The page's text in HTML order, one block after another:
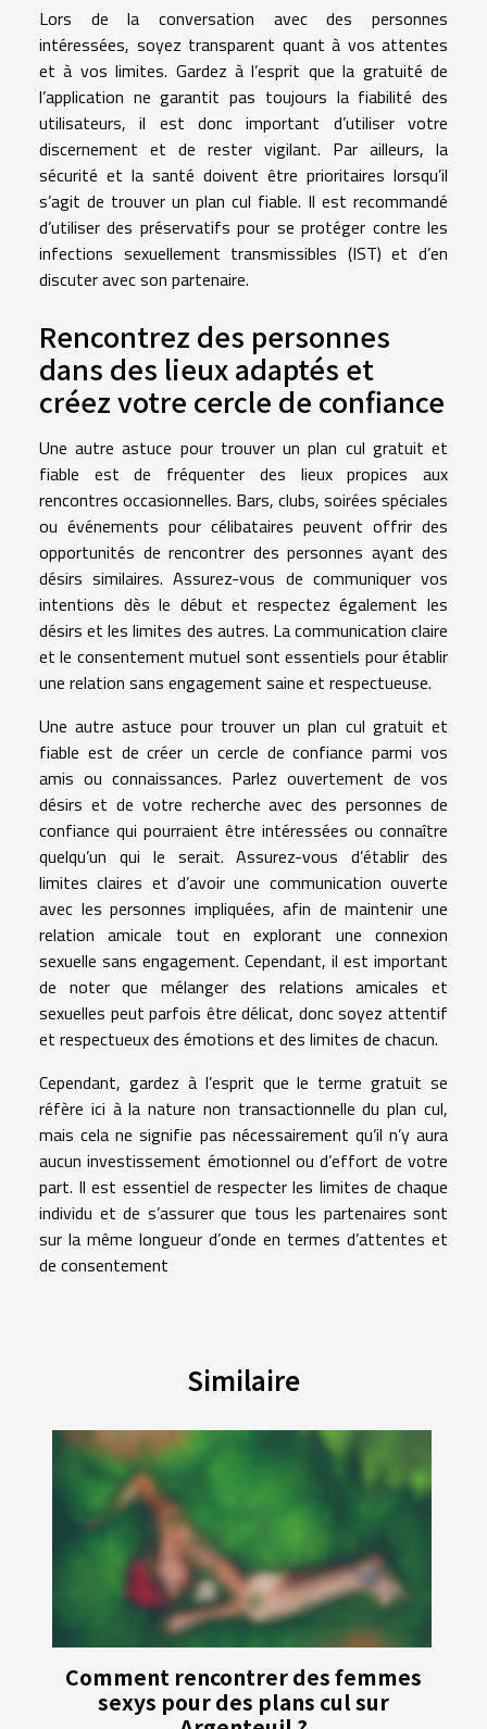
Lors de la conversation avec des personnes
intéressées, soyez transparent quant à vos attentes
et à vos limites. Gardez à l’esprit que la gratuité de
l’application ne garantit pas toujours la fiabilité des
utilisateurs, il est donc important d’utiliser votre
discernement et de rester vigilant. Par ailleurs, la
sécurité et la santé doivent être prioritaires lorsqu’il
s’agit de trouver un plan cul fiable. Il est recommandé
d’utiliser des préservatifs pour se protéger contre les
infections sexuellement transmissibles (IST) et d’en
discuter avec son partenaire.
Rencontrez des personnes
dans des lieux adaptés et
créez votre cercle de confiance
Une autre astuce pour trouver un plan cul gratuit et
fiable est de fréquenter des lieux propices aux
rencontres occasionnelles. Bars, clubs, soirées spéciales
ou événements pour célibataires peuvent offrir des
opportunités de rencontrer des personnes ayant des
désirs similaires. Assurez-vous de communiquer vos
intentions dès le début et respectez également les
désirs et les limites des autres. La communication claire
et le consentement mutuel sont essentiels pour établir
une relation sans engagement saine et respectueuse.
Une autre astuce pour trouver un plan cul gratuit et
fiable est de créer un cercle de confiance parmi vos
amis ou connaissances. Parlez ouvertement de vos
désirs et de votre recherche avec des personnes de
confiance qui pourraient être intéressées ou connaître
quelqu’un qui le serait. Assurez-vous d’établir des
limites claires et d’avoir une communication ouverte
avec les personnes impliquées, afin de maintenir une
relation amicale tout en explorant une connexion
sexuelle sans engagement. Cependant, il est important
de noter que mélanger des relations amicales et
sexuelles peut parfois être délicat, donc soyez attentif
et respectueux des émotions et des limites de chacun.
Cependant, gardez à l’esprit que le terme gratuit se
réfère ici à la nature non transactionnelle du plan cul,
mais cela ne signifie pas nécessairement qu’il n’y aura
aucun investissement émotionnel ou d’effort de votre
part. Il est essentiel de respecter les limites de chaque
individu et de s’assurer que tous les partenaires sont
sur la même longueur d’onde en termes d’attentes et
de consentement
Similaire
Comment rencontrer des femmes
sexys pour des plans cul sur